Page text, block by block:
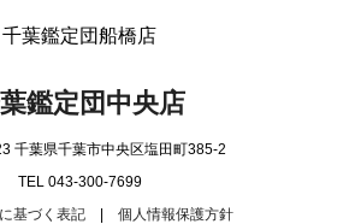
千葉鑑定団船橋店
鑑定団中央店
千葉県千葉市中央区塩田町385-2
TEL 043-300-7699
基づく表記| 個人情報保護方針